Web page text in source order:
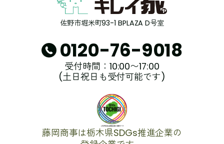
佐野市堀米町93-1 BPLAZA D号室
0120-76-9018
受付時間：10:00〜17:00
(土日祝日も受付可能です)
藤岡商事は栃木県SDGs推進企業の